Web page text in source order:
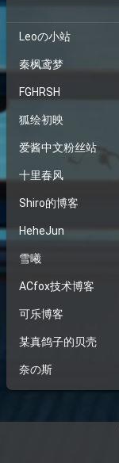
Leoの小站
秦枫鸢梦
FGHRSH
狐绘初映
爱酱中文粉丝站
十里春风
Shiro的博客
HeheJun
雪曦
ACfox技术博客
可乐博客
某真鸽子的贝壳
奈の斯